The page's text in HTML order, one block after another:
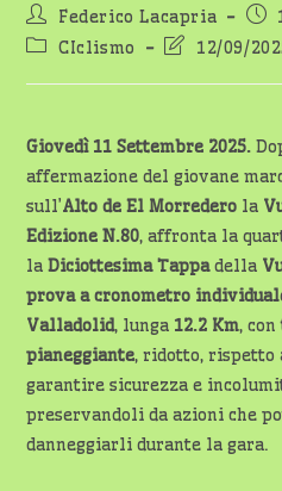
Autore
dell'articolo:
Federico Lacapria
Categoria
CIclismo
Ultima
dell'articolo:
12/09/
Giovedì 11 Settembre 2025.
affermazione del giovane
sull’Alto de El Morredero la
Edizione N.80, affronta la
laDiciottesima Tappadella
prova a cronometro
Valladolid, lunga 12.2 Km, con
pianeggiante, ridotto, rispetto
garantire sicurezza e
preservandoli da azioni che
danneggiarli durante la gara.